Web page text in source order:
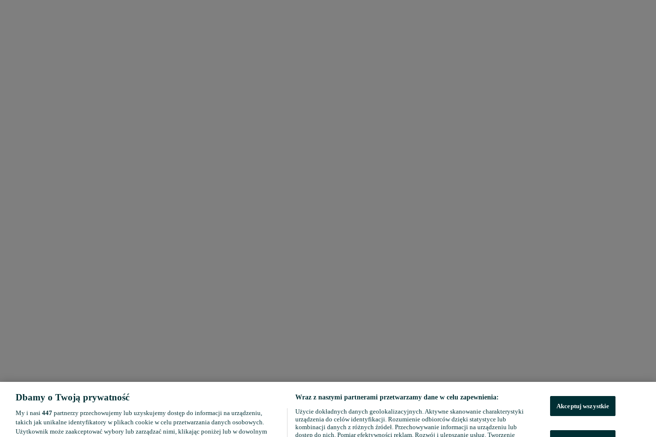
Dbamy o Twoją prywatność
My i nasi 447 partnerzy przechowujemy lub uzyskujemy dostęp do informacji na urządzeniu,
takich jak unikalne identyfikatory w plikach cookie w celu przetwarzania danych osobowych.
Użytkownik może zaakceptować wybory lub zarządzać nimi, klikając poniżej lub w dowolnym
Wraz z naszymi partnerami przetwarzamy dane w celu zapewnienia:
Użycie dokładnych danych geolokalizacyjnych. Aktywne skanowanie charakterystyki
urządzenia do celów identyfikacji. Rozumienie odbiorców dzięki statystyce lub
kombinacji danych z różnych źródeł. Przechowywanie informacji na urządzeniu lub
dostęp do nich. Pomiar efektywności reklam. Rozwój i ulepszanie usług. Tworzenie
Akceptuj wszystkie